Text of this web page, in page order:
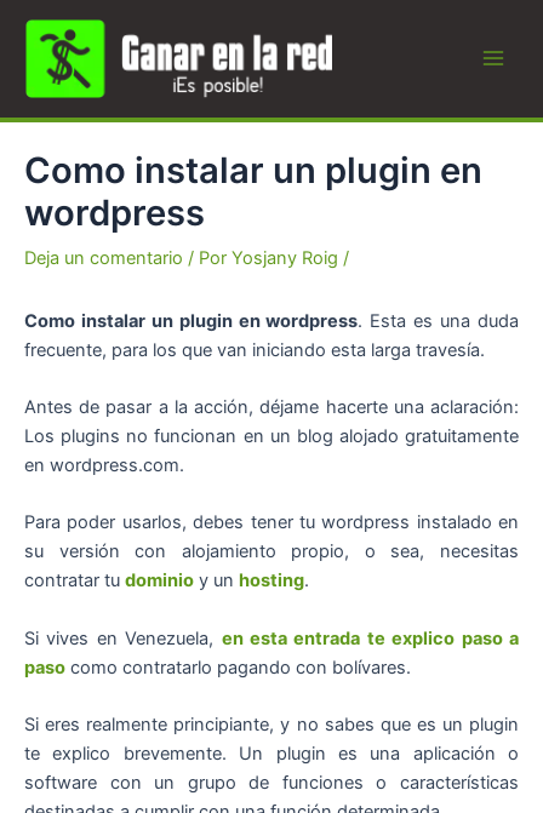
contenido
Como instalar un plugin en
wordpress
Deja un comentario / Por Yosjany Roig /
Como instalar un plugin en wordpress. Esta es una duda
frecuente, para los que van iniciando esta larga travesía.
Antes de pasar a la acción, déjame hacerte una aclaración:
Los plugins no funcionan en un blog alojado gratuitamente
en wordpress.com.
Para poder usarlos, debes tener tu wordpress instalado en
su versión con alojamiento propio, o sea, necesitas
contratar tu dominio y un hosting.
Si vives en Venezuela, en esta entrada te explico paso a
paso como contratarlo pagando con bolívares.
Si eres realmente principiante, y no sabes que es un plugin
te explico brevemente. Un plugin es una aplicación o
software con un grupo de funciones o características